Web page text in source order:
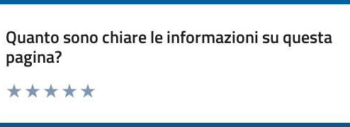
Quanto sono chiare le informazioni su questa
pagina?
Valuta da 1 a 5 stelle la pagina